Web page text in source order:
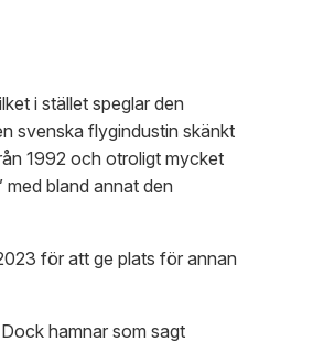
i stället speglar den
svenska flygindustin skänkt
1992 och otroligt mycket
bland annat den
för att ge plats för annan
hamnar som sagt